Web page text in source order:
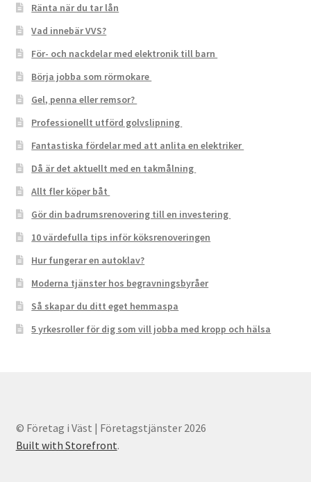
Ränta när du tar lån
Vad innebär VVS?
För- och nackdelar med elektronik till barn
Börja jobba som rörmokare
Gel, penna eller remsor?
Professionellt utförd golvslipning
Fantastiska fördelar med att anlita en elektriker
Då är det aktuellt med en takmålning
Allt fler köper båt
Gör din badrumsrenovering till en investering
10 värdefulla tips inför köksrenoveringen
Hur fungerar en autoklav?
Moderna tjänster hos begravningsbyråer
Så skapar du ditt eget hemmaspa
5 yrkesroller för dig som vill jobba med kropp och hälsa
© Företag i Väst | Företagstjänster 2026
Built with Storefront.